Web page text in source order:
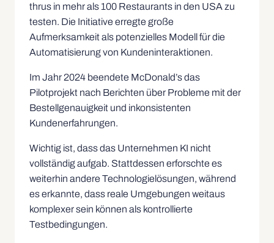
thrus in mehr als 100 Restaurants in den USA zu
testen. Die Initiative erregte große
Aufmerksamkeit als potenzielles Modell für die
Automatisierung von Kundeninteraktionen.
Im Jahr 2024 beendete McDonald’s das
Pilotprojekt nach Berichten über Probleme mit der
Bestellgenauigkeit und inkonsistenten
Kundenerfahrungen.
Wichtig ist, dass das Unternehmen KI nicht
vollständig aufgab. Stattdessen erforschte es
weiterhin andere Technologielösungen, während
es erkannte, dass reale Umgebungen weitaus
komplexer sein können als kontrollierte
Testbedingungen.